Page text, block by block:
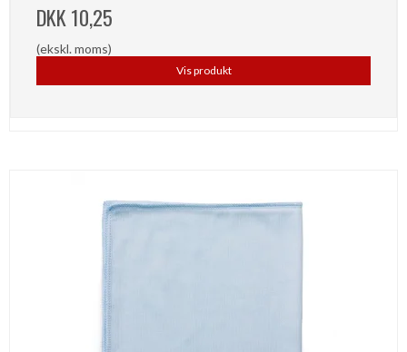
DKK 10,25
(ekskl. moms)
Vis produkt